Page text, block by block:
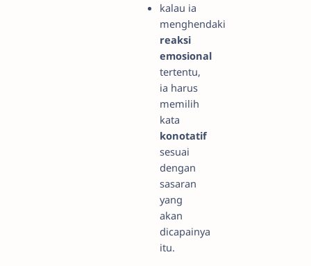
kalau ia
menghendaki
reaksi
emosional
tertentu,
ia harus
memilih
kata
konotatif
sesuai
dengan
sasaran
yang
akan
dicapainya
itu.